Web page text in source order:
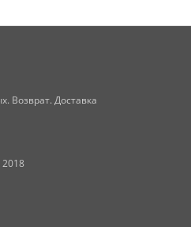
Возврат. Доставка
2018